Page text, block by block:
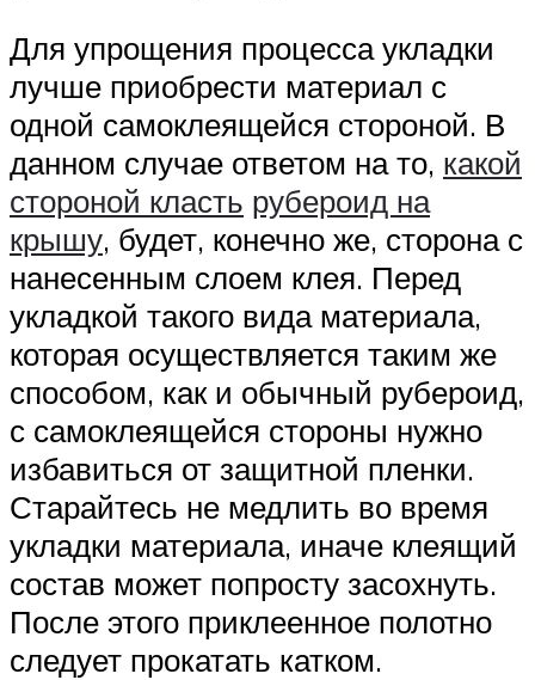
Для упрощения процесса укладки
лучше приобрести материал с
одной самоклеящейся стороной. В
данном случае ответом на то, какой
стороной класть рубероид на
крышу, будет, конечно же, сторона с
нанесенным слоем клея. Перед
укладкой такого вида материала,
которая осуществляется таким же
способом, как и обычный рубероид,
с самоклеящейся стороны нужно
избавиться от защитной пленки.
Старайтесь не медлить во время
укладки материала, иначе клеящий
состав может попросту засохнуть.
После этого приклеенное полотно
следует прокатать катком.